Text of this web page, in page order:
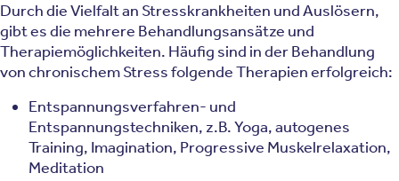
Durch die Vielfalt an Stresskrankheiten und Auslösern,
gibt es die mehrere Behandlungsansätze und
Therapiemöglichkeiten. Häufig sind in der Behandlung
von chronischem Stress folgende Therapien erfolgreich:
Entspannungsverfahren- und
Entspannungstechniken, z.B. Yoga, autogenes
Training, Imagination, Progressive Muskelrelaxation,
Meditation